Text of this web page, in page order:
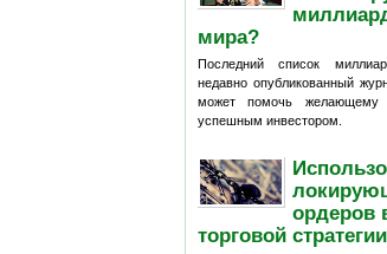
мира?
Последний список
недавно опубликованный
может помочь желающему
успешным инвестором.
ордеров
торговой стратегии